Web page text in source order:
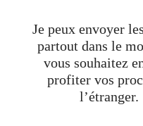
Je peux envoyer
partout dans le
vous souhaitez
profiter vos
l’étranger.